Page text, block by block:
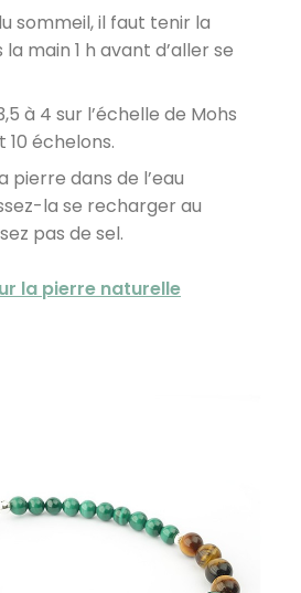
sommeil, il faut tenir la
main 1 h avant d’aller se
à 4 sur l’échelle de Mohs
échelons.
pierre dans de l’eau
la se recharger au
pas de sel.
la pierre naturelle